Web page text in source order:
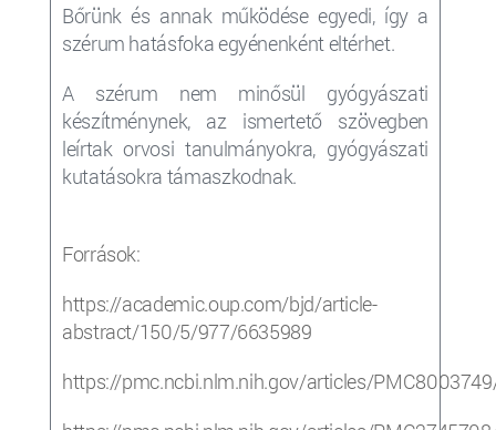
Bőrünk és annak működése egyedi, így a
szérum hatásfoka egyénenként eltérhet.
A szérum nem minősül gyógyászati
készítménynek, az ismertető szövegben
leírtak orvosi tanulmányokra, gyógyászati
kutatásokra támaszkodnak.
Források:
https://academic.oup.com/bjd/article-
abstract/150/5/977/6635989
https://pmc.ncbi.nlm.nih.gov/articles/